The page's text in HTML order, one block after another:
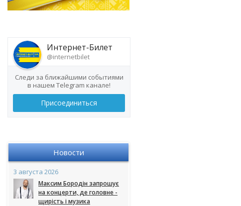
Интернет-Билет
@internetbilet
Следи за ближайшими событиями
в нашем Telegram канале!
Присоединиться
Новости
3 августа 2026
Максим Бородін запрошує
на концерти, де головне -
щирість і музика